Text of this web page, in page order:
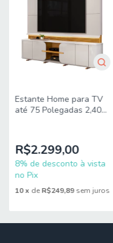
Estante Home para TV
até 75 Polegadas 2,40m
R$2.299,00
8% de desconto à vista
no Pix
10x deR$249,89sem juros